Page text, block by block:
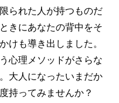
られた人が持つものだ
きにあなたの背中をそ
けも導き出しました。
心理メソッドがさらな
大人になったいまだか
持ってみませんか？